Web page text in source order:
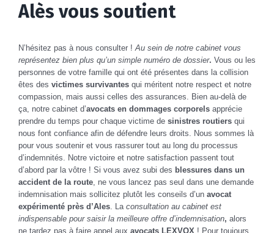
Alès vous soutient
N’hésitez pas à nous consulter !Au sein de notre cabinet vous
représentez bien plus qu’un simple numéro de dossier. Vous ou les
personnes de votre famille qui ont été présentes dans la collision
êtes des victimes survivantes qui méritent notre respect et notre
compassion, mais aussi celles des assurances. Bien au-delà de
ça, notre cabinet d’avocats en dommages corporels apprécie
prendre du temps pour chaque victime de sinistres routiers qui
nous font confiance afin de défendre leurs droits. Nous sommes là
pour vous soutenir et vous rassurer tout au long du processus
d’indemnités. Notre victoire et notre satisfaction passent tout
d’abord par la vôtre ! Si vous avez subi des blessures dans un
accident de la route, ne vous lancez pas seul dans une demande
indemnisation mais sollicitez plutôt les conseils d’un avocat
expérimenté près d’Ales. La consultation au cabinet est
indispensable pour saisir la meilleure offre d’indemnisation, alors
ne tardez pas à faire appel aux avocats LEXVOX ! Pour toujours